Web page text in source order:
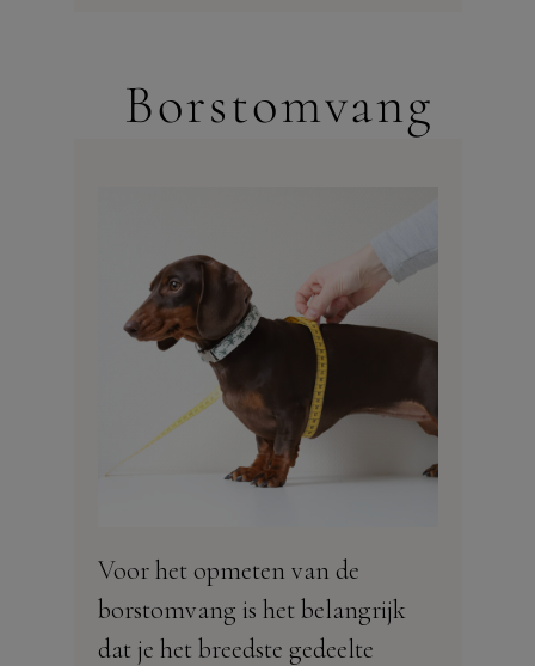
Borstomvang
Voor het opmeten van de
borstomvang is het belangrijk
dat je het breedste gedeelte